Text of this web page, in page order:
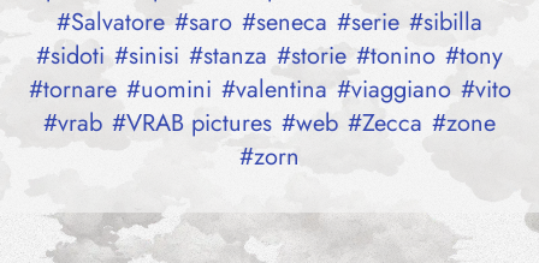
#Salvatore #saro #seneca #serie #sibilla
#sidoti #sinisi #stanza #storie #tonino #tony
#tornare #uomini #valentina #viaggiano #vito
#vrab #VRAB pictures #web #Zecca #zone
#zorn